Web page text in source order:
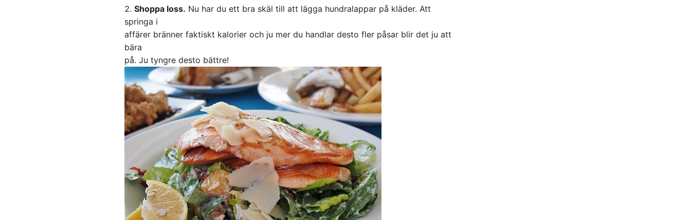
Shoppa loss. Nu har du ett bra skäl till att lägga hundralappar på kläder. Att
springa i
affärer bränner faktiskt kalorier och ju mer du handlar desto fler påsar blir det ju att
bära
på. Ju tyngre desto bättre!